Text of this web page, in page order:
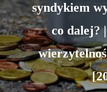
syndykiem
co dalej?